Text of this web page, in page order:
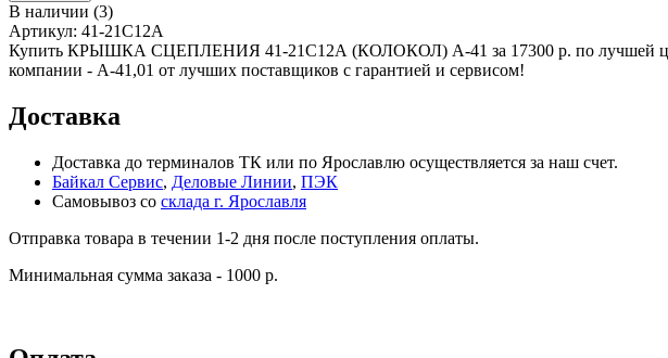
В наличии (3)
Артикул: 41-21С12А
Купить КРЫШКА СЦЕПЛЕНИЯ 41-21С12А (КОЛОКОЛ) А-41 за 17300 р. по лучшей
компании - А-41,01 от лучших поставщиков с гарантией и сервисом!
Доставка
Доставка до терминалов ТК или по Ярославлю осуществляется за наш счет.
Байкал Сервис, Деловые Линии, ПЭК
Самовывоз со склада г. Ярославля
Отправка товара в течении 1-2 дня после поступления оплаты.
Минимальная сумма заказа - 1000 р.